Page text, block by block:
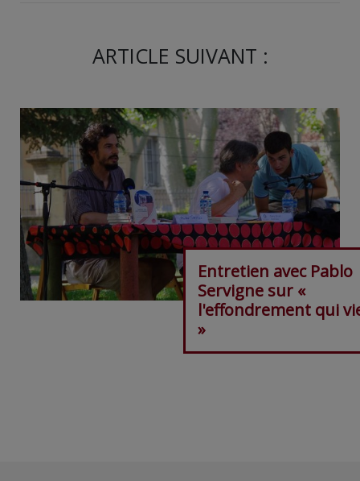
ARTICLE SUIVANT :
Entretien avec Pablo
Servigne sur «
l'effondrement qui
»